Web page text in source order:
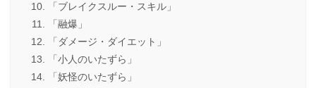
「ブレイクスルー・スキル」
「融爆」
「ダメージ・ダイエット」
「小人のいたずら」
「妖怪のいたずら」